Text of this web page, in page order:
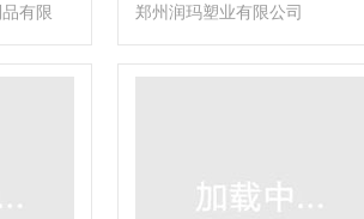
有限
郑州润玛塑业有限公司